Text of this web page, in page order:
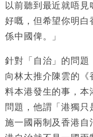
以前聽到最近就唔
好嘅，但希望你明白
係中國俾。」
針對「自治」的問題
向林太推介陳雲的
料本港發生的事，本
問題，他謂「港獨
施一國兩制及香港自